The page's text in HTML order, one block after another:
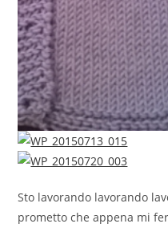
Sto lavorando lavorando
prometto che appena mi